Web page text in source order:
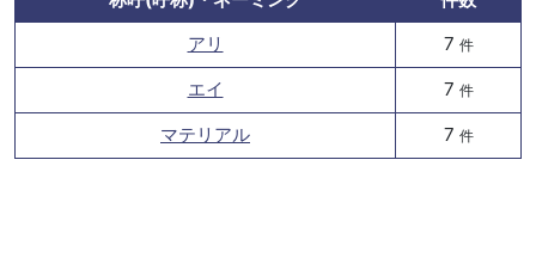
アリ
7 件
エイ 7 件
マテリアル 7 件